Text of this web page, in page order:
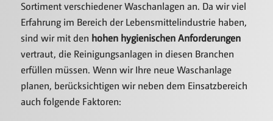
Sortiment verschiedener Waschanlagen an. Da wir viel
Erfahrung im Bereich der Lebensmittelindustrie haben,
sind wir mit den hohen hygienischen Anforderungen
vertraut, die Reinigungsanlagen in diesen Branchen
erfüllen müssen. Wenn wir Ihre neue Waschanlage
planen, berücksichtigen wir neben dem Einsatzbereich
auch folgende Faktoren: